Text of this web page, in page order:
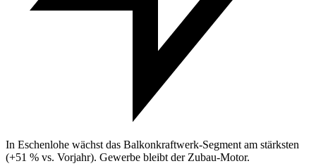
In Eschenlohe wächst das Balkonkraftwerk-Segment am stärksten
(+51 % vs. Vorjahr). Gewerbe bleibt der Zubau-Motor.